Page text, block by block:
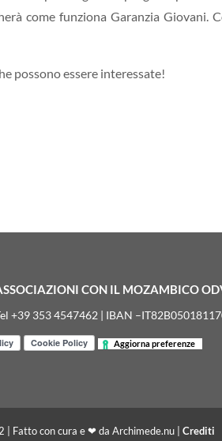
come funziona Garanzia Giovani.
possono essere interessate!
CON IL MOZAMBICO
+39 353 4547462 | IBAN
Aggiorna preferenze
| Fatto con cura e ❤ da Archimede.nu |Crediti